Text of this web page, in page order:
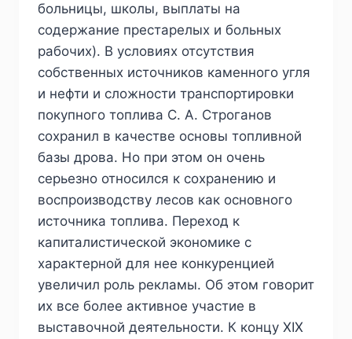
больницы, школы, выплаты на
содержание престарелых и больных
рабочих). В условиях отсутствия
собственных источников каменного угля
и нефти и сложности транспортировки
покупного топлива С. А. Строганов
сохранил в качестве основы топливной
базы дрова. Но при этом он очень
серьезно относился к сохранению и
воспроизводству лесов как основного
источника топлива. Переход к
капиталистической экономике с
характерной для нее конкуренцией
увеличил роль рекламы. Об этом говорит
их все более активное участие в
выставочной деятельности. К концу XIX